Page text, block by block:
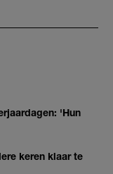
'Hun
keren klaar te